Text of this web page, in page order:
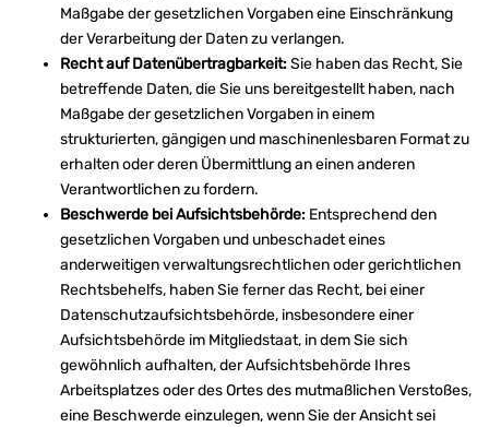
Maßgabe der gesetzlichen Vorgaben eine Einschränkung
der Verarbeitung der Daten zu verlangen.
Recht auf Datenübertragbarkeit:Sie haben das Recht, Sie
betreffende Daten, die Sie uns bereitgestellt haben, nach
Maßgabe der gesetzlichen Vorgaben in einem
strukturierten, gängigen und maschinenlesbaren Format zu
erhalten oder deren Übermittlung an einen anderen
Verantwortlichen zu fordern.
Beschwerde bei Aufsichtsbehörde: Entsprechend den
gesetzlichen Vorgaben und unbeschadet eines
anderweitigen verwaltungsrechtlichen oder gerichtlichen
Rechtsbehelfs, haben Sie ferner das Recht, bei einer
Datenschutzaufsichtsbehörde, insbesondere einer
Aufsichtsbehörde im Mitgliedstaat, in dem Sie sich
gewöhnlich aufhalten, der Aufsichtsbehörde Ihres
Arbeitsplatzes oder des Ortes des mutmaßlichen Verstoßes,
eine Beschwerde einzulegen, wenn Sie der Ansicht sei